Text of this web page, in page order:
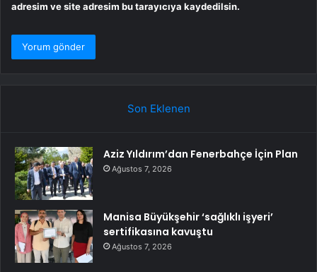
adresim ve site adresim bu tarayıcıya kaydedilsin.
Son Eklenen
Aziz Yıldırım’dan Fenerbahçe İçin Plan
Ağustos 7, 2026
Manisa Büyükşehir ‘sağlıklı işyeri’
sertifikasına kavuştu
Ağustos 7, 2026